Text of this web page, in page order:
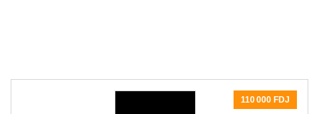
110 000 FDJ